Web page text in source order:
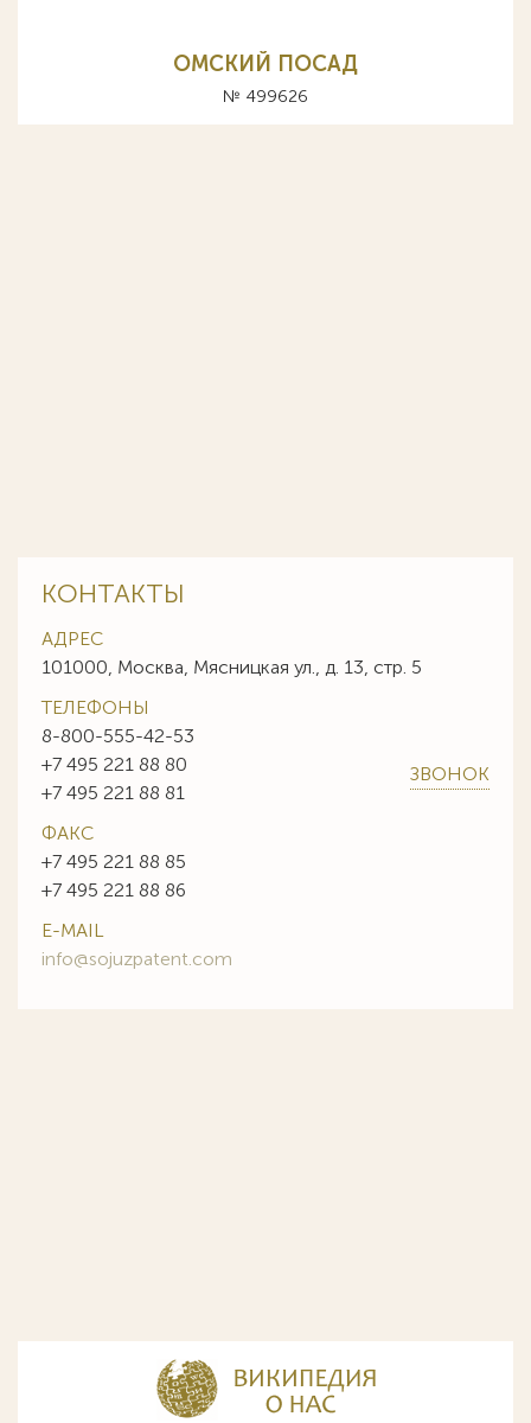
ОМСКИЙ ПОСАД
№ 499626
КОНТАКТЫ
АДРЕС
101000, Москва, Мясницкая ул., д. 13, стр. 5
ТЕЛЕФОНЫ
8-800-555-42-53
+7 495 221 88 80
+7 495 221 88 81
ЗВОНОК
ФАКС
+7 495 221 88 85
+7 495 221 88 86
E-MAIL
info@sojuzpatent.com